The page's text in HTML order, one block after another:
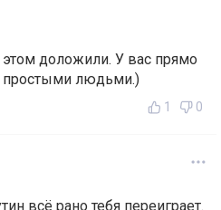
доложили. У вас прямо
простыми людьми.)
1 0
всё рано тебя переиграет.